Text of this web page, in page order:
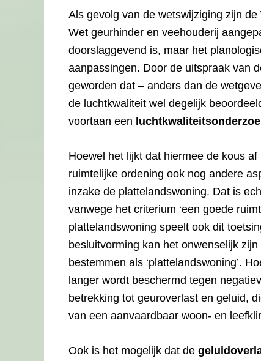
Als gevolg van de wetswijziging zijn
Wet geurhinder en veehouderij
doorslaggevend is, maar het
aanpassingen. Door de uitspraak van
geworden dat – anders dan de
de luchtkwaliteit wel degelijk
voortaan een
Hoewel het lijkt dat hiermee de kous
ruimtelijke ordening ook nog andere
inzake de plattelandswoning. Dat is
vanwege het criterium ‘een goede
plattelandswoning speelt ook dit
besluitvorming kan het onwenselijk
bestemmen als ‘plattelandswoning’.
langer wordt beschermd tegen
betrekking tot geuroverlast en geluid,
van een aanvaardbaar woon- en
Ook is het mogelijk dat de